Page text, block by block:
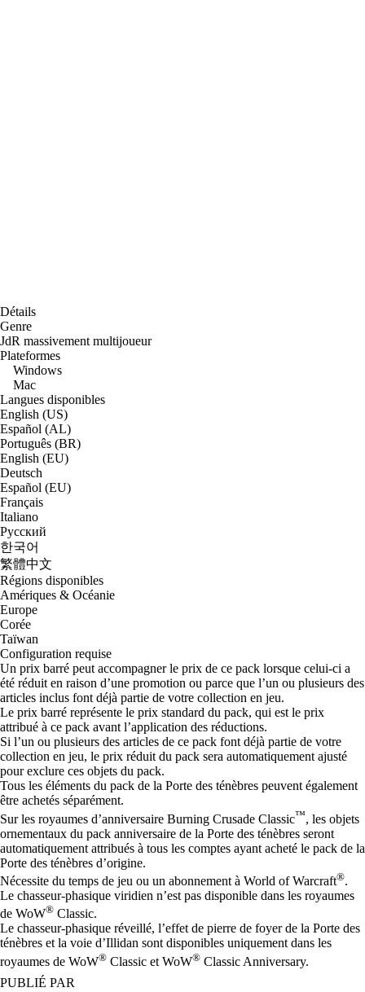
Détails
Genre
JdR massivement multijoueur
Plateformes
Windows
Mac
Langues disponibles
English (US)
Español (AL)
Português (BR)
English (EU)
Deutsch
Español (EU)
Français
Italiano
Русский
한국어
繁體中文
Régions disponibles
Amériques & Océanie
Europe
Corée
Taïwan
Configuration requise
Un prix barré peut accompagner le prix de ce pack lorsque celui-ci a
été réduit en raison d’une promotion ou parce que l’un ou plusieurs des
articles inclus font déjà partie de votre collection en jeu.
Le prix barré représente le prix standard du pack, qui est le prix
attribué à ce pack avant l’application des réductions.
Si l’un ou plusieurs des articles de ce pack font déjà partie de votre
collection en jeu, le prix réduit du pack sera automatiquement ajusté
pour exclure ces objets du pack.
Tous les éléments du pack de la Porte des ténèbres peuvent également
être achetés séparément.
Sur les royaumes d’anniversaire Burning Crusade Classic™, les objets
ornementaux du pack anniversaire de la Porte des ténèbres seront
automatiquement attribués à tous les comptes ayant acheté le pack de la
Porte des ténèbres d’origine.
Nécessite du temps de jeu ou un abonnement à World of Warcraft®.
Le chasseur-phasique viridien n’est pas disponible dans les royaumes
de WoW® Classic.
Le chasseur-phasique réveillé, l’effet de pierre de foyer de la Porte des
ténèbres et la voie d’Illidan sont disponibles uniquement dans les
royaumes de WoW® Classic et WoW® Classic Anniversary.
PUBLIÉ PAR